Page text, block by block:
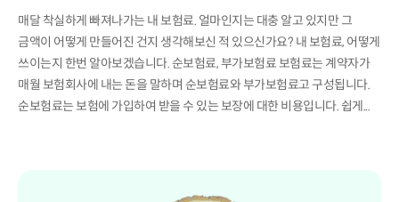
매달 착실하게 빠져나가는 내 보험료. 얼마인지는 대충 알고 있지만 그
금액이 어떻게 만들어진 건지 생각해보신 적 있으신가요? 내 보험료, 어떻게
쓰이는지 한번 알아보겠습니다. 순보험료, 부가보험료 보험료는 계약자가
매월 보험회사에 내는 돈을 말하며 순보험료와 부가보험료고 구성됩니다.
순보험료는 보험에 가입하여 받을 수 있는 보장에 대한 비용입니다. 쉽게...